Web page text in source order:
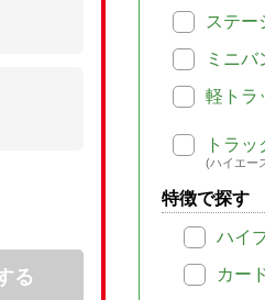
ステー
ミニバ
軽トラ
トラ
(ハイエー
特徴で探す
ハイ
カー
る